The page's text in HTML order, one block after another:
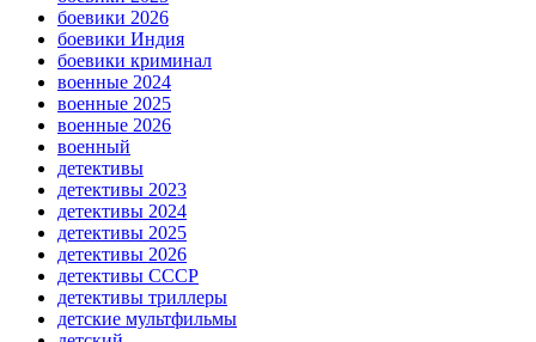
боевики 2026
боевики Индия
боевики криминал
военные 2024
военные 2025
военные 2026
военный
детективы
детективы 2023
детективы 2024
детективы 2025
детективы 2026
детективы СССР
детективы триллеры
детские мультфильмы